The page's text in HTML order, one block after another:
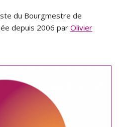
du Bourgmestre de
depuis 2006 par Olivier